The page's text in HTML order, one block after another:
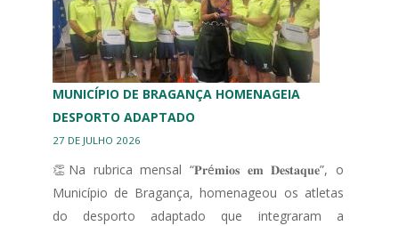
MUNICÍPIO DE BRAGANÇA HOMENAGEIA
DESPORTO ADAPTADO
27 DE JULHO 2026
👏Na rubrica mensal “𝐏𝐫é𝐦𝐢𝐨𝐬 𝐞𝐦 𝐃𝐞𝐬𝐭𝐚𝐪𝐮𝐞”, o
Município de Bragança, homenageou os atletas
do desporto adaptado que integraram a